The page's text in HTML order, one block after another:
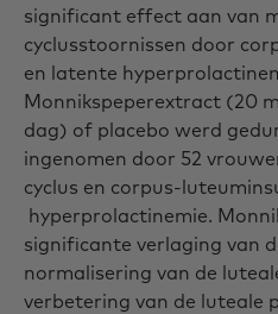
significant effect aan van
cyclusstoornissen door
en latente
Monnikspeperextract (20
dag) of placebo werd
ingenomen door 52
cyclus en corpus-
hyperprolactinemie.
significante verlaging van
normalisering van de
verbetering van de luteale